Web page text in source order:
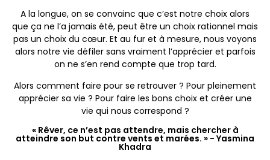
A la longue, on se convainc que c’est notre choix alors
que ça ne l’a jamais été, peut être un choix rationnel mais
pas un choix du cœur. Et au fur et à mesure, nous voyons
alors notre vie défiler sans vraiment l’apprécier et parfois
on ne s’en rend compte que trop tard.
Alors comment faire pour se retrouver ? Pour pleinement
apprécier sa vie ? Pour faire les bons choix et créer une
vie qui nous correspond ?
« Rêver, ce n’est pas attendre, mais chercher à
atteindre son but contre vents et marées. » - Yasmina
Khadra